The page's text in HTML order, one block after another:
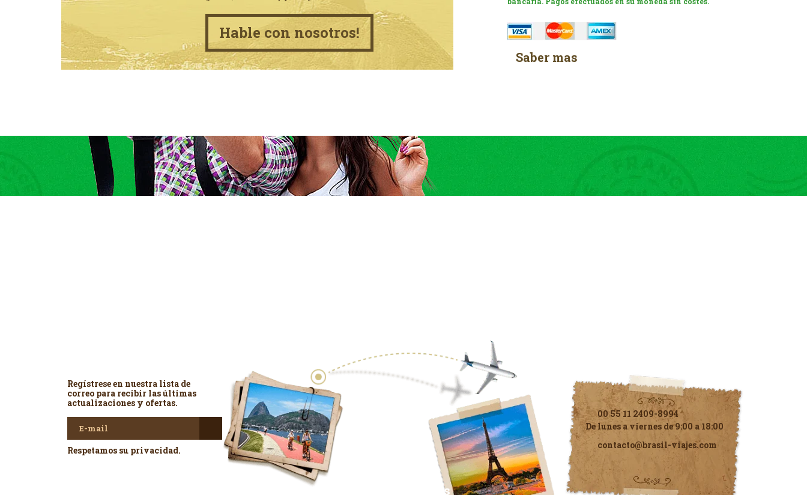
Hable con nosotros!
Saber mas
Regístrese en nuestra lista de
correo para recibir las últimas
actualizaciones y ofertas.
Respetamos su privacidad.
00 55 11 2409-8994
De lunes a viernes de 9:00 a 18:00
contacto@brasil-viajes.com
Redes Sociales